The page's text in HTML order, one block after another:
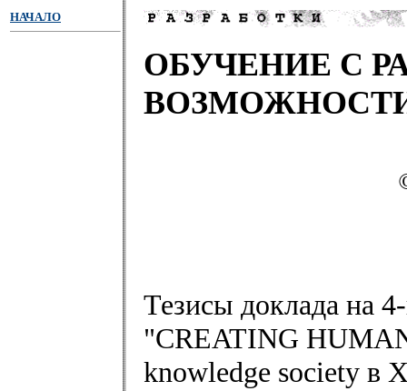
НАЧАЛО
ОБУЧЕНИЕ С
Тезисы доклада на
"CREATING
knowledge society в